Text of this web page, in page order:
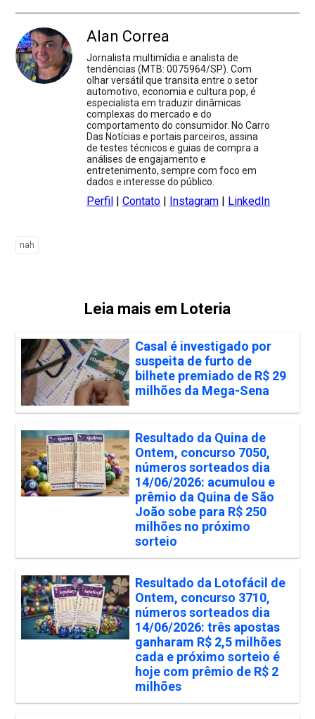
Alan Correa
Jornalista multimídia e analista de
tendências (MTB: 0075964/SP). Com
olhar versátil que transita entre o setor
automotivo, economia e cultura pop, é
especialista em traduzir dinâmicas
complexas do mercado e do
comportamento do consumidor. No Carro
Das Notícias e portais parceiros, assina
de testes técnicos e guias de compra a
análises de engajamento e
entretenimento, sempre com foco em
dados e interesse do público.
Perfil |Contato | Instagram | LinkedIn
nah
Leia mais em Loteria
Casal é investigado por
suspeita de furto de
bilhete premiado de R$ 29
milhões da Mega-Sena
Resultado da Quina de
Ontem, concurso 7050,
números sorteados dia
14/06/2026: acumulou e
prêmio da Quina de São
João sobe para R$ 250
milhões no próximo
sorteio
Resultado da Lotofácil de
Ontem, concurso 3710,
números sorteados dia
14/06/2026: três apostas
ganharam R$ 2,5 milhões
cada e próximo sorteio é
hoje com prêmio de R$ 2
milhões